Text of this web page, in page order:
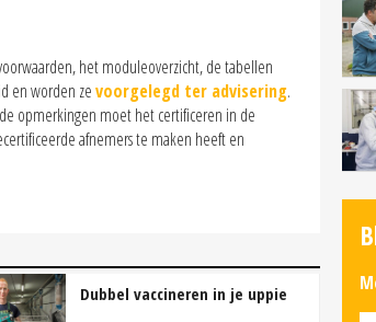
het moduleoverzicht, de tabellen
en worden zevoorgelegd ter advisering.
opmerkingen moet het certificeren in de
afnemers te maken heeft en
Dubbel vaccineren in je uppie